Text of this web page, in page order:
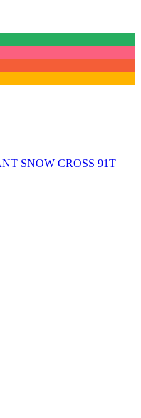
SNOW CROSS 91T